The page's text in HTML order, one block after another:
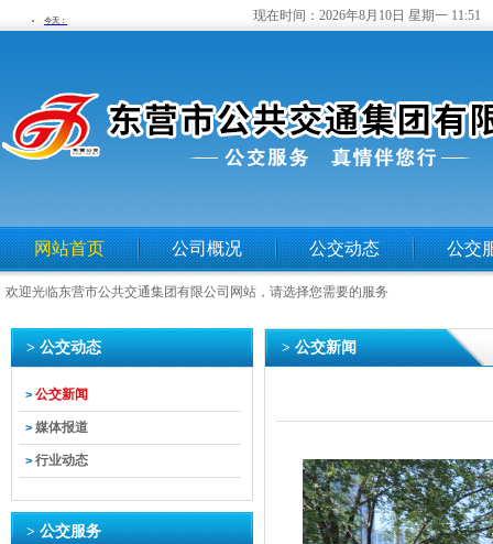
现在时间： 2026年8月10日 星期一 11:51
网站首页 公司概况 公交动态 公交
欢迎光临东营市公共交通集团有限公司网站，请选择您需要的服务
> 公交动态
> 公交新闻
> 媒体报道
> 行业动态
> 公交服务
> 公交新闻